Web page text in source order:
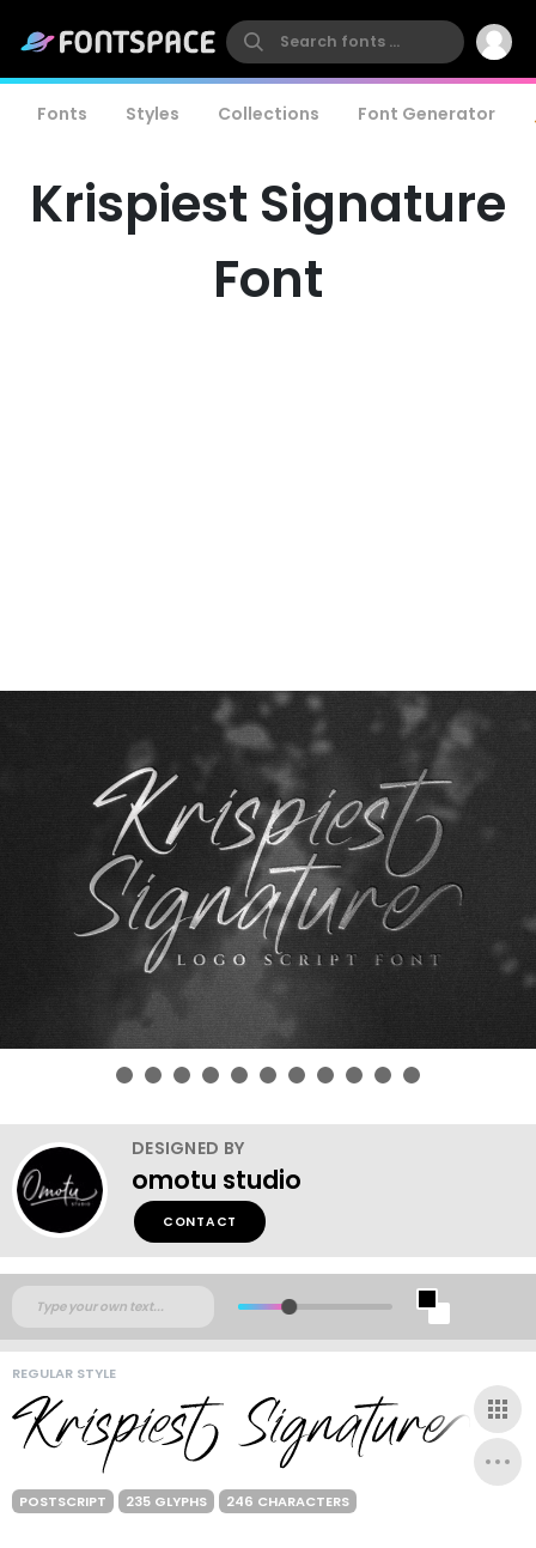
Fonts Styles Collections Font Generator
Krispiest Signature
Font
DESIGNED BY
omotu studio
CONTACT
REGULAR STYLE
POSTSCRIPT 235 GLYPHS 246 CHARACTERS